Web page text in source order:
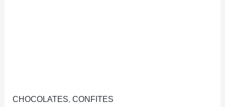
CHOCOLATES, CONFITES